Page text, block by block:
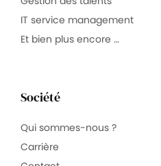
IT service management
Et bien plus encore …
Société
Qui sommes-nous ?
Carrière